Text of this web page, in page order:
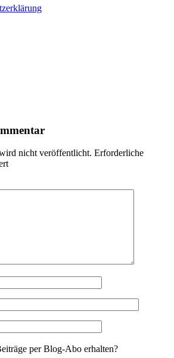
nicht veröffentlicht. Erforderliche
per Blog-Abo erhalten?